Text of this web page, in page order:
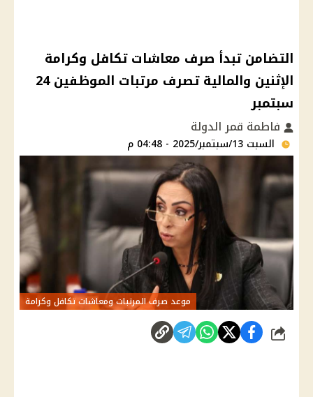
التضامن تبدأ صرف معاشات تكافل وكرامة
الإثنين والمالية تصرف مرتبات الموظفين 24
سبتمبر
فاطمة قمر الدولة
السبت 13/سبتمبر/2025 - 04:48 م
موعد صرف المرتبات ومعاشات تكافل وكرامة
شارك